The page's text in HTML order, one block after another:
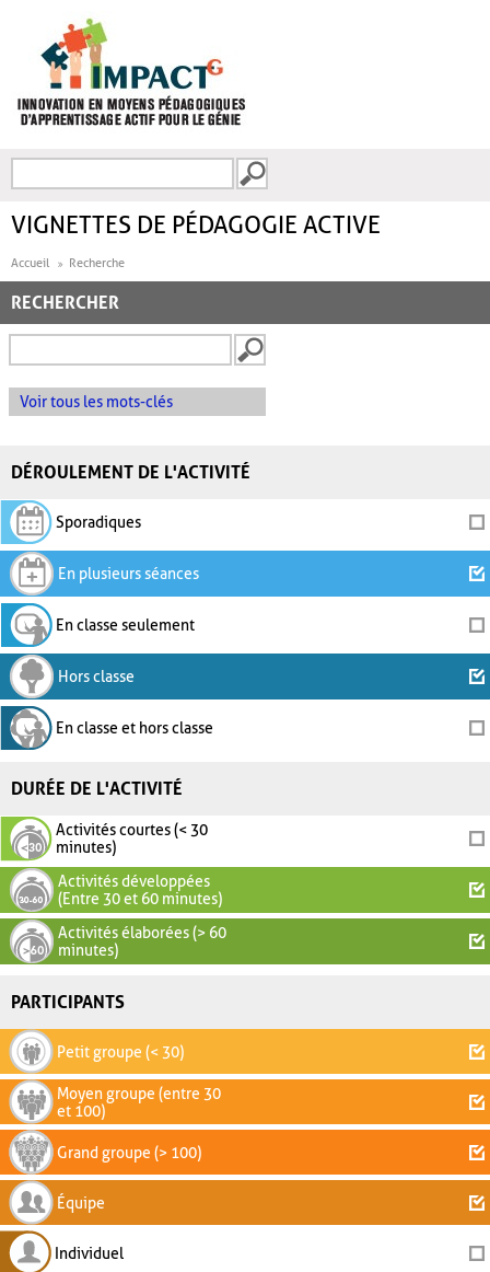
FORMULAIRE DE
VIGNETTES DE PÉDAGOGIE ACTIVE
Accueil Recherche
RECHERCHER
Voir tous les mots-clés
DÉROULEMENT DE L'ACTIVITÉ
Sporadiques
En plusieurs séances
En classe seulement
Hors classe
En classe et hors classe
DURÉE DE L'ACTIVITÉ
Activités courtes (< 30
minutes)
Activités développées
(Entre 30 et 60 minutes)
Activités élaborées (> 60
minutes)
PARTICIPANTS
Petit groupe (< 30)
Moyen groupe (entre 30
et 100)
Grand groupe (> 100)
Équipe
Individuel